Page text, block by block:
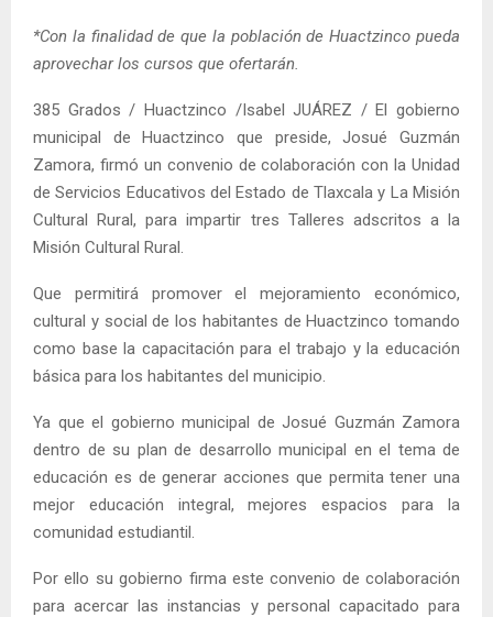
*Con la finalidad de que la población de Huactzinco pueda
aprovechar los cursos que ofertarán.
385 Grados / Huactzinco /Isabel JUÁREZ / El gobierno
municipal de Huactzinco que preside, Josué Guzmán
Zamora, firmó un convenio de colaboración con la Unidad
de Servicios Educativos del Estado de Tlaxcala y La Misión
Cultural Rural, para impartir tres Talleres adscritos a la
Misión Cultural Rural.
Que permitirá promover el mejoramiento económico,
cultural y social de los habitantes de Huactzinco tomando
como base la capacitación para el trabajo y la educación
básica para los habitantes del municipio.
Ya que el gobierno municipal de Josué Guzmán Zamora
dentro de su plan de desarrollo municipal en el tema de
educación es de generar acciones que permita tener una
mejor educación integral, mejores espacios para la
comunidad estudiantil.
Por ello su gobierno firma este convenio de colaboración
para acercar las instancias y personal capacitado para